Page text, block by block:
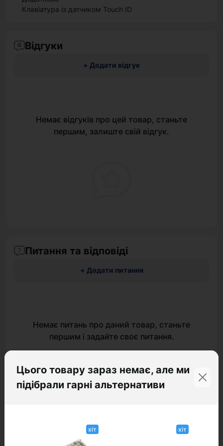
Клавіатура із датчиком Touch ID
Відгуки
+ Додати відгук
Немає відгуків про цей товар, станьте
першим, залиште свій відгук.
Питання та відповіді
+ Додати питання
Немає питань про даний товар, станьте
першим і задайте своє питання.
Цього товару зараз немає, але ми
підібрали гарні альтернативи
хіт хіт